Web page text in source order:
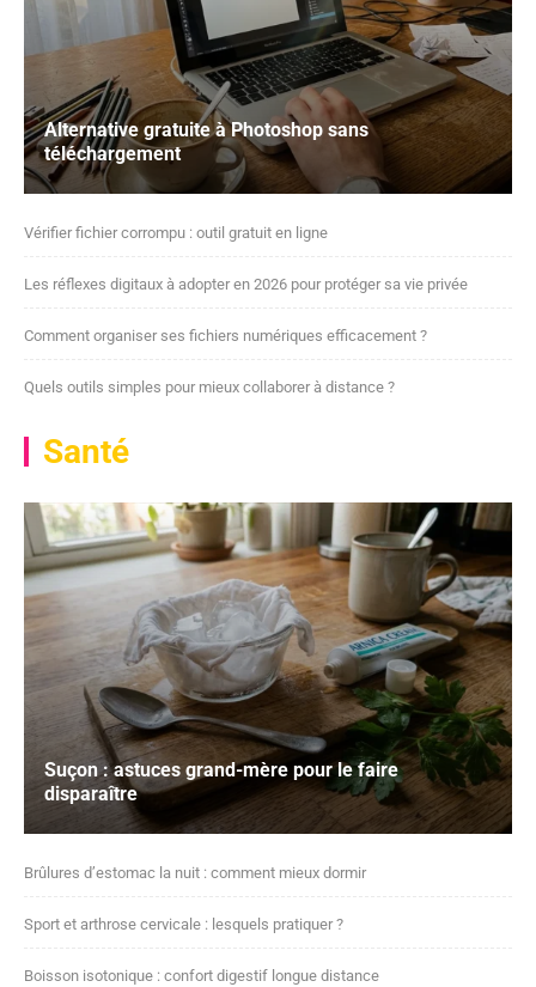
Alternative gratuite à Photoshop sans
téléchargement
Vérifier fichier corrompu : outil gratuit en ligne
Les réflexes digitaux à adopter en 2026 pour protéger sa vie privée
Comment organiser ses fichiers numériques efficacement ?
Quels outils simples pour mieux collaborer à distance ?
Santé
Suçon : astuces grand-mère pour le faire
disparaître
Brûlures d’estomac la nuit : comment mieux dormir
Sport et arthrose cervicale : lesquels pratiquer ?
Boisson isotonique : confort digestif longue distance